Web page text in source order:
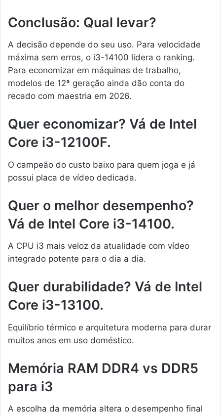
Conclusão: Qual levar?
A decisão depende do seu uso. Para velocidade
máxima sem erros, o i3-14100 lidera o ranking.
Para economizar em máquinas de trabalho,
modelos de 12ª geração ainda dão conta do
recado com maestria em 2026.
Quer economizar? Vá de Intel
Core i3-12100F.
O campeão do custo baixo para quem joga e já
possui placa de vídeo dedicada.
Quer o melhor desempenho?
Vá de Intel Core i3-14100.
A CPU i3 mais veloz da atualidade com vídeo
integrado potente para o dia a dia.
Quer durabilidade? Vá de Intel
Core i3-13100.
Equilíbrio térmico e arquitetura moderna para durar
muitos anos em uso doméstico.
Memória RAM DDR4 vs DDR5
para i3
A escolha da memória altera o desempenho final